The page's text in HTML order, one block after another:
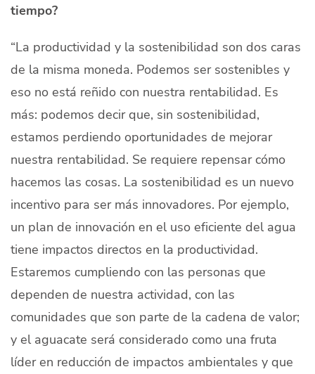
tiempo?
“La productividad y la sostenibilidad son dos caras
de la misma moneda. Podemos ser sostenibles y
eso no está reñido con nuestra rentabilidad. Es
más: podemos decir que, sin sostenibilidad,
estamos perdiendo oportunidades de mejorar
nuestra rentabilidad. Se requiere repensar cómo
hacemos las cosas. La sostenibilidad es un nuevo
incentivo para ser más innovadores. Por ejemplo,
un plan de innovación en el uso eficiente del agua
tiene impactos directos en la productividad.
Estaremos cumpliendo con las personas que
dependen de nuestra actividad, con las
comunidades que son parte de la cadena de valor;
y el aguacate será considerado como una fruta
líder en reducción de impactos ambientales y que